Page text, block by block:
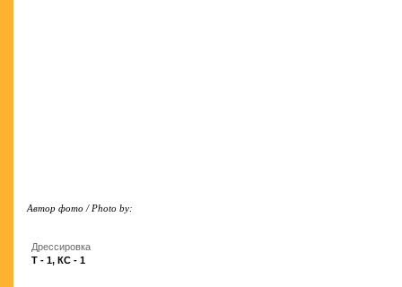
Автор фото / Photo by:
Дрессировка
T - 1, КС - 1